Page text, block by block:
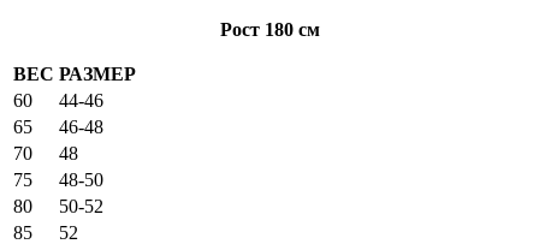
Рост 180 см
ВЕС РАЗМЕР
60
44-46
65
46-48
70
48
75
48-50
80
50-52
85
52